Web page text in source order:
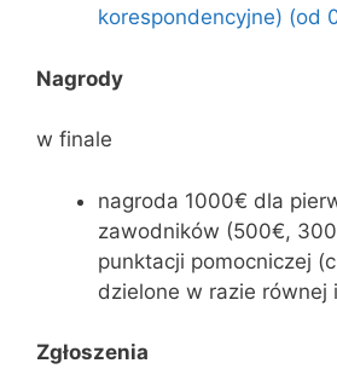
korespondencyjne) (od
Nagrody
w finale
nagroda 1000€ dla
zawodników (500€,
punktacji pomocniczej
dzielone w razie równej
Zgłoszenia